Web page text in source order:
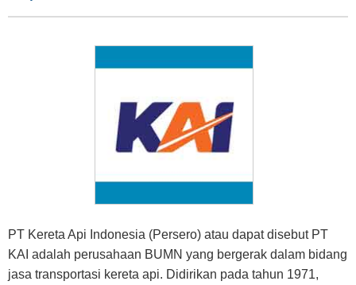
PT Kereta Api Indonesia (Persero) atau dapat disebut PT
KAI adalah perusahaan BUMN yang bergerak dalam bidang
jasa transportasi kereta api. Didirikan pada tahun 1971,